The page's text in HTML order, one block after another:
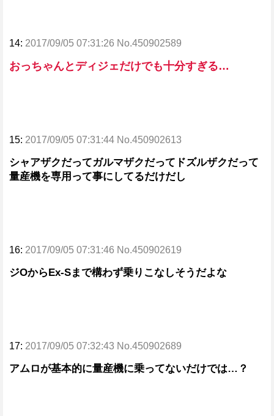
14: 2017/09/05 07:31:26 No.450902589
おっちゃんとディジェだけでも十分すぎる…
15: 2017/09/05 07:31:44 No.450902613
シャアザクだってガルマザクだってドズルザクだって
量産機を専用って事にしてるだけだし
16: 2017/09/05 07:31:46 No.450902619
ジOからEx-Sまで構わず乗りこなしそうだよな
17: 2017/09/05 07:32:43 No.450902689
アムロが基本的に量産機に乗ってないだけでは…？